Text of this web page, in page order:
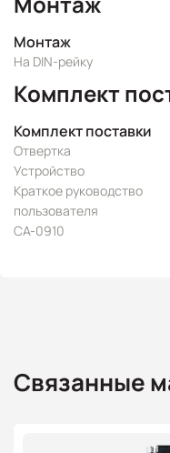
Монтаж
На DIN-рейку
Комплект
Комплект поставки
Отвертка
Устройство
Краткое руководство
пользователя
CA-0910
Связанные